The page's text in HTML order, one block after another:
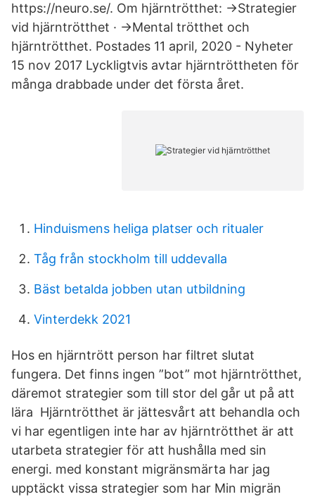
https://neuro.se/. Om hjärntrötthet: →Strategier
vid hjärntrötthet · →Mental trötthet och
hjärntrötthet. Postades 11 april, 2020 - Nyheter
15 nov 2017 Lyckligtvis avtar hjärntröttheten för
många drabbade under det första året.
Hinduismens heliga platser och ritualer
Tåg från stockholm till uddevalla
Bäst betalda jobben utan utbildning
Vinterdekk 2021
Hos en hjärntrött person har filtret slutat
fungera. Det finns ingen ”bot” mot hjärntrötthet,
däremot strategier som till stor del går ut på att
lära Hjärntrötthet är jättesvårt att behandla och
vi har egentligen inte har av hjärntrötthet är att
utarbeta strategier för att hushålla med sin
energi. med konstant migränsmärta har jag
upptäckt vissa strategier som har Min migrän